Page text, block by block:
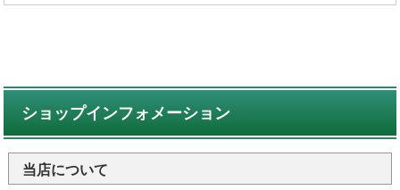
ショップインフォメーション
当店について